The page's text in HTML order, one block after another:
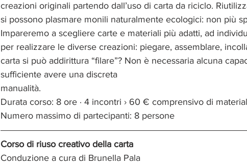
creazioni originali partendo dall’uso di carta da riciclo.
si possono plasmare monili naturalmente ecologici: non più
Impareremo a scegliere carte e materiali più adatti, ad
per realizzare le diverse creazioni: piegare, assemblare,
carta si può addirittura “filare”? Non è necessaria alcuna
sufficiente avere una discreta
manualità.
Durata corso: 8 ore · 4 incontri › 60 € comprensivo di
Numero massimo di partecipanti: 8 persone
Corso di riuso creativo della carta
Conduzione a cura di Brunella Pala